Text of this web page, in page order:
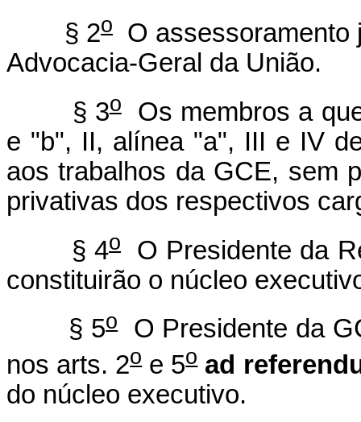
§ 2o
O assessoramento
Advocacia-Geral da União.
§ 3oOs membros a
e "b", II, alínea "a", III e IV
aos trabalhos da GCE, sem
privativas dos respectivos
§ 4o
O Presidente da
constituirão o núcleo
§ 5oO Presidente da
nos arts. 2oe 5o ad
do núcleo executivo.